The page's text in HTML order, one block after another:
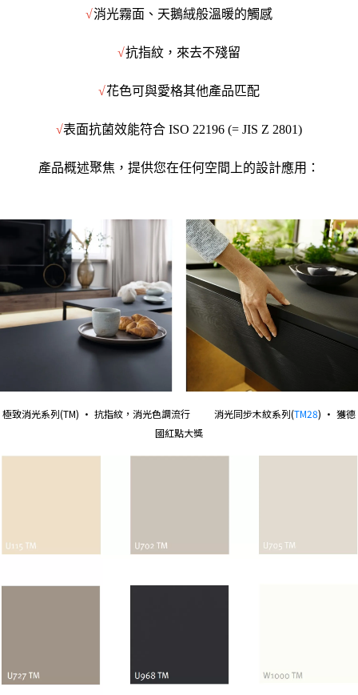
√消光霧面、天鵝絨般溫暖的觸感
√抗指紋，來去不殘留
√花色可與愛格其他產品匹配
√表面抗菌效能符合 ISO 22196 (= JIS Z 2801)
產品概述聚焦，提供您在任何空間上的設計應用：
極致消光系列(TM) • 抗指紋，消光色調流行 消光同步木紋系列(TM28) • 獲德
國紅點大獎